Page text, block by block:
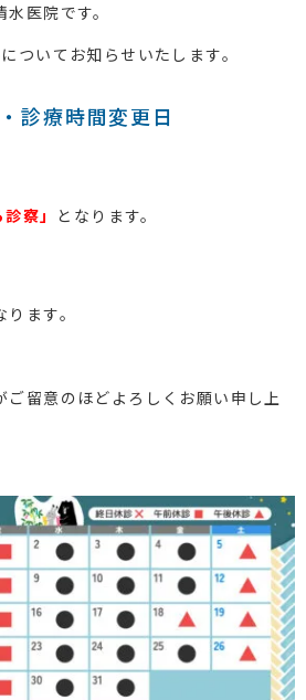
医院です。
ついてお知らせいたします。
診療時間変更日
察」 となります。
ります。
ご留意のほどよろしくお願い申し上